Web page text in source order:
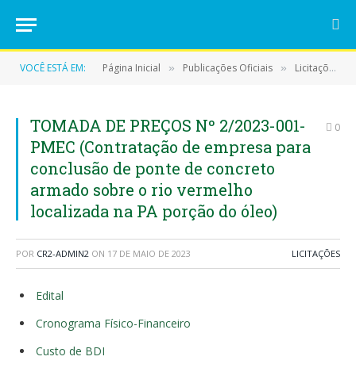
VOCÊ ESTÁ EM: Página Inicial » Publicações Oficiais » Licitações
TOMADA DE PREÇOS Nº 2/2023-001-
PMEC (Contratação de empresa para
conclusão de ponte de concreto
armado sobre o rio vermelho
localizada na PA porção do óleo)
0
POR CR2-ADMIN2 ON 17 DE MAIO DE 2023 LICITAÇÕES
Edital
Cronograma Físico-Financeiro
Custo de BDI